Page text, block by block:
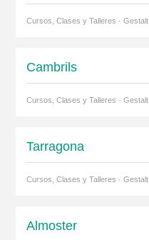
Cursos, Clases y Talleres · Gestalt
Cambrils
Cursos, Clases y Talleres · Gestalt
Tarragona
Cursos, Clases y Talleres · Gestalt
Almoster